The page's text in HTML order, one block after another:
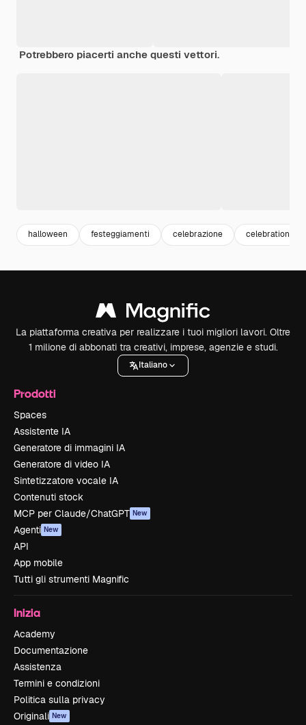
Potrebbero piacerti anche questi vettori.
halloween festeggiamenti celebrazione celebration
La piattaforma creativa per realizzare i tuoi migliori lavori. Oltre
1 milione di abbonati tra creativi, imprese, agenzie e studi.
Italiano
Prodotti
Spaces
Assistente IA
Generatore di immagini IA
Generatore di video IA
Sintetizzatore vocale IA
Contenuti stock
MCP per Claude/ChatGPT New
Agenti New
API
App mobile
Tutti gli strumenti Magnific
Inizia
Academy
Documentazione
Assistenza
Termini e condizioni
Politica sulla privacy
Originali New